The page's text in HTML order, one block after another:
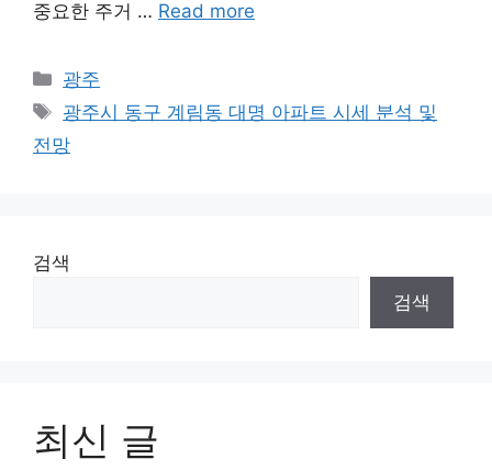
중요한 주거 … Read more
Categories
광주
Tags
광주시 동구 계림동 대명 아파트 시세 분석 및
전망
검색
검색
최신 글